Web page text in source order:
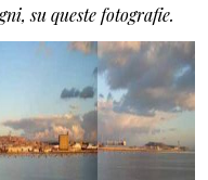
su queste fotografie.